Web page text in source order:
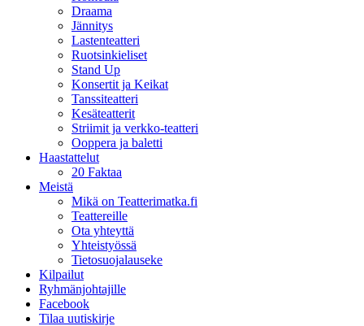
Draama
Jännitys
Lastenteatteri
Ruotsinkieliset
Stand Up
Konsertit ja Keikat
Tanssiteatteri
Kesäteatterit
Striimit ja verkko-teatteri
Ooppera ja baletti
Haastattelut
20 Faktaa
Meistä
Mikä on Teatterimatka.fi
Teattereille
Ota yhteyttä
Yhteistyössä
Tietosuojalauseke
Kilpailut
Ryhmänjohtajille
Facebook
Tilaa uutiskirje